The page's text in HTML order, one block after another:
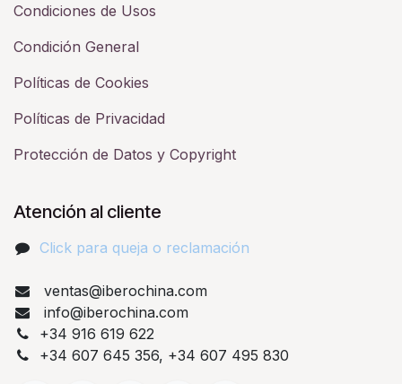
Condiciones de Usos
Condición General
Políticas de Cookies
Políticas de Privacidad
Protección de Datos y Copyright
Atención al cliente
Click para queja o reclamación​
ventas@iberochina.com
info@iberochina.com
+34 916 619 622
+34 607 645 356, +34 607 495 830